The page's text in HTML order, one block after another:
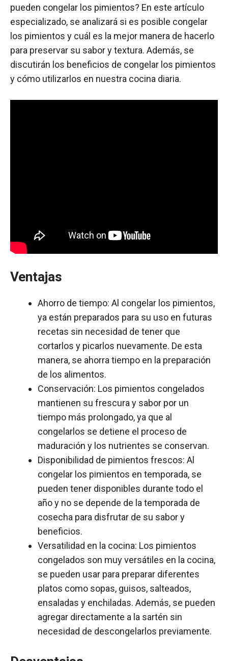
pueden congelar los pimientos? En este artículo
especializado, se analizará si es posible congelar
los pimientos y cuál es la mejor manera de hacerlo
para preservar su sabor y textura. Además, se
discutirán los beneficios de congelar los pimientos
y cómo utilizarlos en nuestra cocina diaria.
Ventajas
Ahorro de tiempo: Al congelar los pimientos,
ya están preparados para su uso en futuras
recetas sin necesidad de tener que
cortarlos y picarlos nuevamente. De esta
manera, se ahorra tiempo en la preparación
de los alimentos.
Conservación: Los pimientos congelados
mantienen su frescura y sabor por un
tiempo más prolongado, ya que al
congelarlos se detiene el proceso de
maduración y los nutrientes se conservan.
Disponibilidad de pimientos frescos: Al
congelar los pimientos en temporada, se
pueden tener disponibles durante todo el
año y no se depende de la temporada de
cosecha para disfrutar de su sabor y
beneficios.
Versatilidad en la cocina: Los pimientos
congelados son muy versátiles en la cocina,
se pueden usar para preparar diferentes
platos como sopas, guisos, salteados,
ensaladas y enchiladas. Además, se pueden
agregar directamente a la sartén sin
necesidad de descongelarlos previamente.